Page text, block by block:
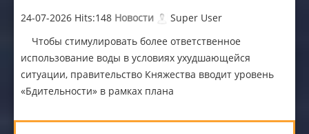
24-07-2026 Hits:148 Новости
Super User
Чтобы стимулировать более ответственное
использование воды в условиях ухудшающейся
ситуации, правительство Княжества вводит уровень
«Бдительности» в рамках плана